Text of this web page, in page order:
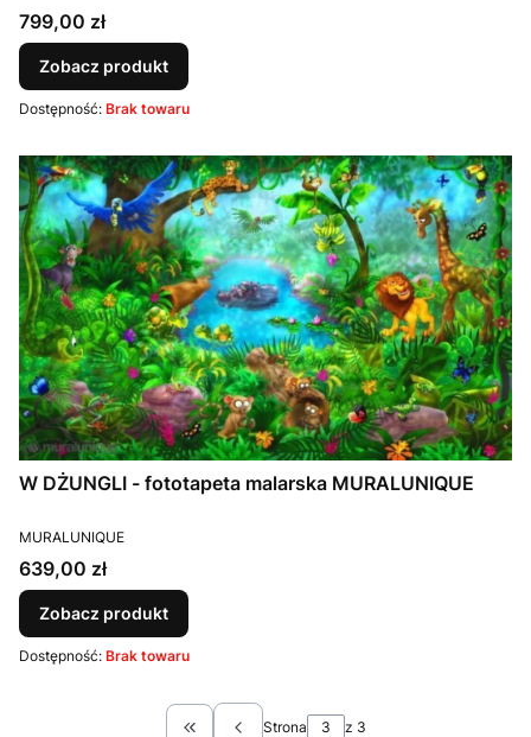
Cena
799,00 zł
Zobacz produkt
Dostępność: Brak towaru
W DŻUNGLI - fototapeta malarska MURALUNIQUE
PRODUCENT
MURALUNIQUE
Cena
639,00 zł
Zobacz produkt
Dostępność: Brak towaru
Strona z 3